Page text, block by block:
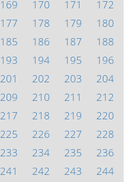
169 170 171
172
177 178 179
180
185 186 187
188
193 194 195
196
201 202 203
204
209 210 211
212
217 218 219
220
225 226 227
228
233 234 235
236
241 242 243
244